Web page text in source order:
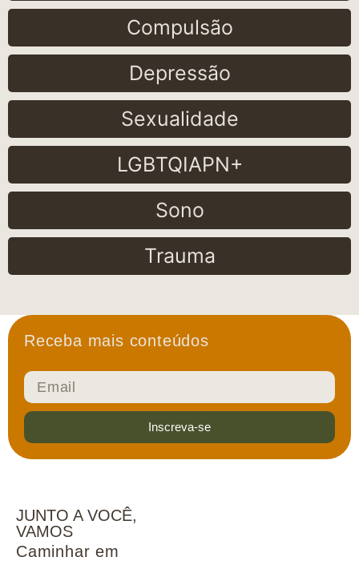
Compulsão
Depressão
Sexualidade
LGBTQIAPN+
Sono
Trauma
Receba mais conteúdos
Inscreva-se
JUNTO A VOCÊ,
VAMOS
Caminhar em